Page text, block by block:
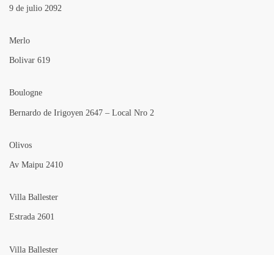
9 de julio 2092
Merlo
Bolivar 619
Boulogne
Bernardo de Irigoyen 2647 – Local Nro 2
Olivos
Av Maipu 2410
Villa Ballester
Estrada 2601
Villa Ballester